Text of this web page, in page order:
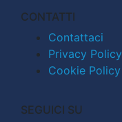
CONTATTI
Contattaci
Privacy Policy
Cookie Policy
SEGUICI SU